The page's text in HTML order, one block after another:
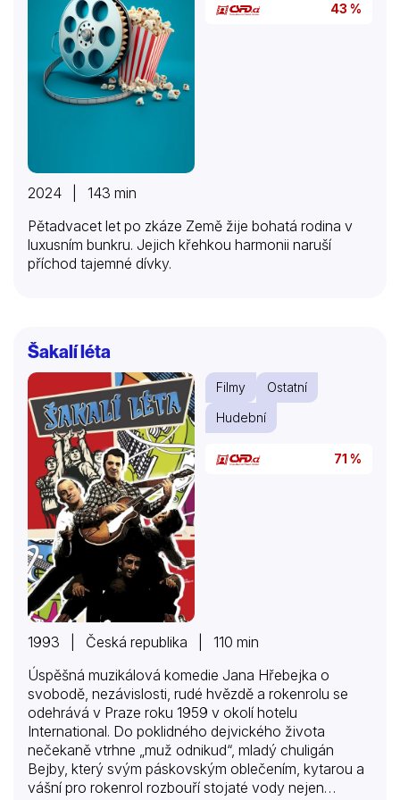
43 %
2024 | 143 min
Pětadvacet let po zkáze Země žije bohatá rodina v
luxusním bunkru. Jejich křehkou harmonii naruší
příchod tajemné dívky.
Šakalí léta
Filmy
Ostatní
Hudební
71 %
1993 | Česká republika | 110 min
Úspěšná muzikálová komedie Jana Hřebejka o
svobodě, nezávislosti, rudé hvězdě a rokenrolu se
odehrává v Praze roku 1959 v okolí hotelu
International. Do poklidného dejvického života
nečekaně vtrhne „muž odnikud“, mladý chuligán
Bejby, který svým páskovským oblečením, kytarou a
vášní pro rokenrol rozbouří stojaté vody nejen